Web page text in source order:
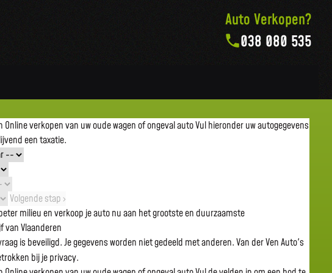
Auto Verkopen?
038 080 535
Online verkopen van uw oude wagen of ongeval autoVul hieronder uw autogegevens
een taxatie.
Volgende stap ›
milieu en verkoop je auto nu aan het grootste en duurzaamste
van Vlaanderen
is beveiligd. Je gegevens worden niet gedeeld met anderen. Van der Ven Auto's
bij je privacy.